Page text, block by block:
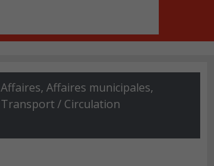
Affaires,Affaires municipales,
Transport / Circulation